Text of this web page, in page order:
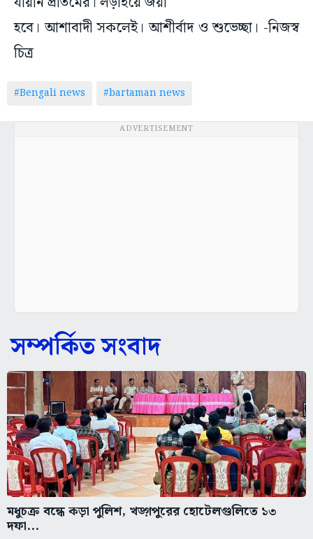
হবে। আশাবাদী সকলেই। আশীর্বাদ ও শুভেচ্ছা। -নিজস্ব
চিত্র
#Bengali news #bartaman news
ADVERTISEMENT
সম্পর্কিত সংবাদ
মধুচক্র বন্ধে কড়া পুলিশ, খড়্গপুরের হোটেলগুলিতে ১৩
দফা...